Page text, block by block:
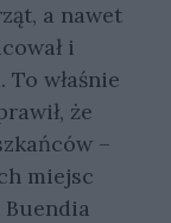
a nawet
i
właśnie
że
–
miejsc